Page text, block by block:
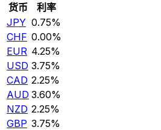
货币
利率
JPY 0.75%
CHF 0.00%
EUR 4.25%
USD 3.75%
CAD 2.25%
AUD 3.60%
NZD 2.25%
GBP 3.75%